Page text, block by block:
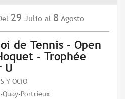
29 Julio al 8 Agosto
de Tennis - Open
- Trophée
U
Y OCIO
Quay-Portrieux